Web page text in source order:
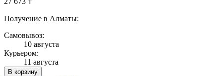
Получение в Алматы:
Самовывоз:
10 августа
Курьером:
11 августа
В корзину